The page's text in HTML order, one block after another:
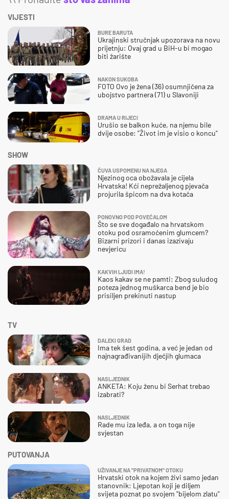
VIJESTI
BURE BARUTA
Ukrajinski stručnjak upozorava na novu
prijetnju: Ovaj grad u BiH-u bi mogao
biti žarište
NAKON SUKOBA
FOTO Ovo je žena (36) osumnjičena za
ubojstvo partnera (71) u Slavoniji
DRAMA U RIJECI
Urušio se balkon kuće, na njemu bile
dvije osobe: "Život im je visio o koncu"
SHOW
ČUVA USPOMENU NA NJEGA
Njezinog oca obožavala je cijela
Hrvatska! Kći neprežaljenog pjevača
projurila špicom na dva kotača
PONOVNO POD POVEĆALOM
Što se sve događalo na hrvatskom
otoku pod osramoćenim glumcem?
Bizarni prizori i danas izazivaju
nevjericu
KAKVIH LJUDI IMA!
Kaos kakav se ne pamti: Zbog suludog
poteza jednog muškarca bend je bio
prisiljen prekinuti nastup
TV
DALEKI GRAD
Ima tek šest godina, a već je jedan od
najnagrađivanijih dječjih glumaca
NASLJEDNIK
ANKETA: Koju ženu bi Serhat trebao
izabrati?
NASLJEDNIK
Rade mu iza leđa, a on toga nije
svjestan
PUTOVANJA
UŽIVANJE NA "PRIVATNOM" OTOKU
Hrvatski otok na kojem živi samo jedan
stanovnik: Ljepotan koji je diljem
svijeta poznat po svojem "bijelom zlatu"